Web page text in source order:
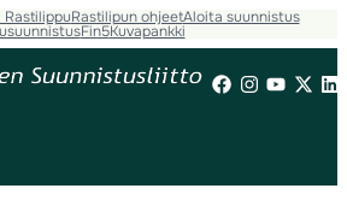
Rastilipun ohjeetAloita suunnistus
Fin5Kuvapankki